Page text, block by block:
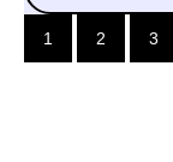
1 2 3